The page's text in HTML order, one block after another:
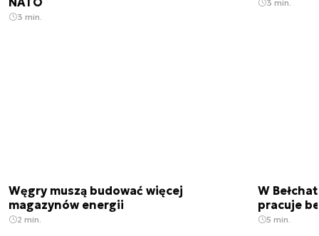
3 min.
3 min.
Węgry muszą budować więcej
magazynów energii
2 min.
W
pracuje
5 min.